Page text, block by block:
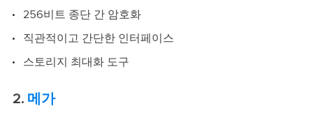
256비트 종단 간 암호화
직관적이고 간단한 인터페이스
스토리지 최대화 도구
2. 메가